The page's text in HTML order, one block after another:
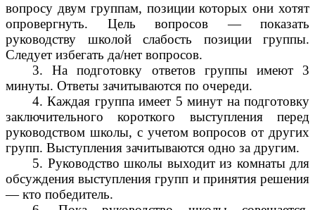
вопросу двум группам, позиции которых они хотят
опровергнуть. Цель вопросов — показать
руководству школой слабость позиции группы.
Следует избегать да/нет вопросов.
3. На подготовку ответов группы имеют 3
минуты. Ответы зачитываются по очереди.
4. Каждая группа имеет 5 минут на подготовку
заключительного короткого выступления перед
руководством школы, с учетом вопросов от других
групп. Выступления зачитываются одно за другим.
5. Руководство школы выходит из комнаты для
обсуждения выступления групп и принятия решения
— кто победитель.